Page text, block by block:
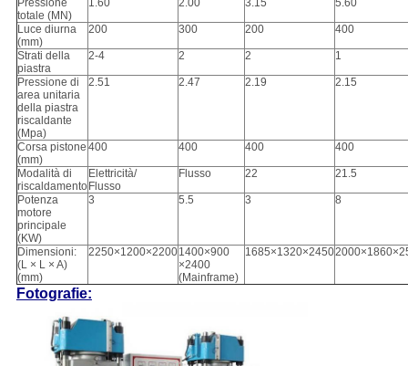
Pressione
totale (MN)
1.60 2.00 3.15 5.60
Luce diurna
(mm)
200 300 200 400
Strati della
piastra
2-4 2 2 1
Pressione di
area unitaria
della piastra
riscaldante
(Mpa)
2.51 2.47 2.19 2.15
Corsa pistone
(mm)
400 400 400 400
Modalità di
riscaldamento
Elettricità/
Flusso
Flusso 22 21.5
Potenza
motore
principale
(KW)
3 5.5 3 8
Dimensioni:
(L × L × A)
(mm)
2250×1200×22001400×900
×2400
(Mainframe)
1685×1320×2450
Fotografie: